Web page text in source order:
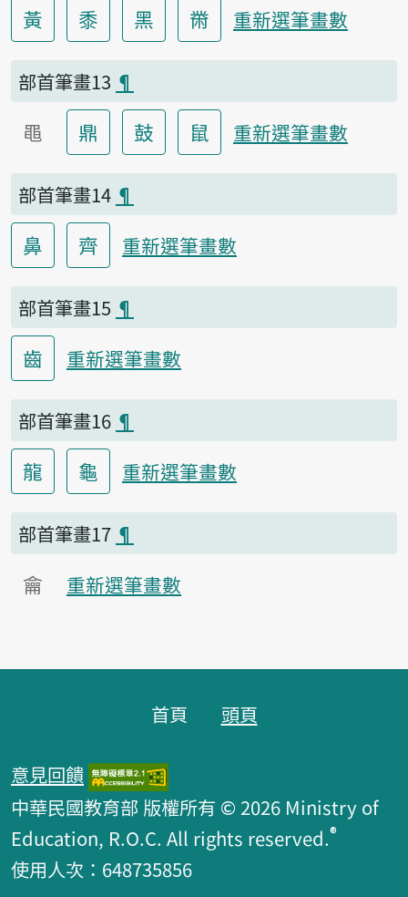
黃 黍 黑 黹 重新選筆畫數
部首筆畫13 ¶
黽 鼎 鼓 鼠 重新選筆畫數
部首筆畫14 ¶
鼻 齊 重新選筆畫數
部首筆畫15 ¶
齒 重新選筆畫數
部首筆畫16 ¶
龍 龜 重新選筆畫數
部首筆畫17 ¶
龠 重新選筆畫數
首頁 頭頁
意見回饋
中華民國教育部 版權所有 © 2026 Ministry of
Education, R.O.C. All rights reserved.®
使用人次：648735856